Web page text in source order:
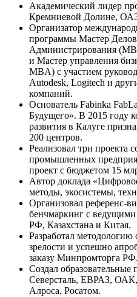
Академический лидер
Кремниевой Долине,
Организатор
программы Мастер
Администрирования
и Мастер управления
MBA) с участием
Autodesk, Logitech и
компаний.
Основатель Fabinka
Будущего». В 2015 году
развития в Калуге
200 центров.
Реализовал три проекта
промышленных
проект с бюджетом 15
Автор доклада
методы, экосистемы,
Организовал референс-
бенчмаркинг с
РФ, Казахстана и Китая.
Разработал
зрелости и успешно
заказу Минпромторга РФ.
Создал образовательные
Северсталь, ЕВРАЗ,
Алроса, Росатом.